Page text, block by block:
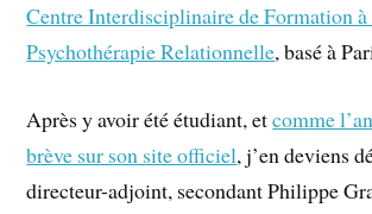
Centre Interdisciplinaire de Formation à
Psychothérapie Relationnelle, basé à
Après y avoir été étudiant, etcomme
brève sur son site officiel, j’en deviens
directeur-adjoint, secondant Philippe